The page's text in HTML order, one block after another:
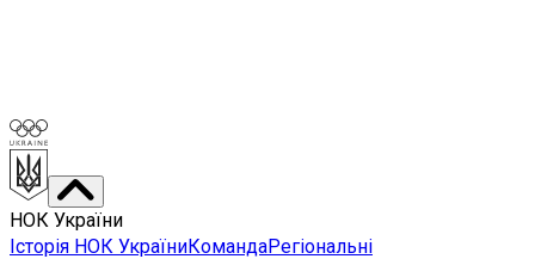
НОК України
Історія НОК УкраїниКомандаРегіональні